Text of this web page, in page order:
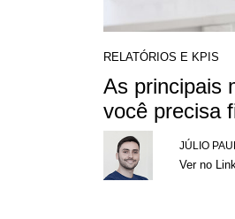
RELATÓRIOS E KPIS
As principais
você precisa
JÚLIO
Ver no